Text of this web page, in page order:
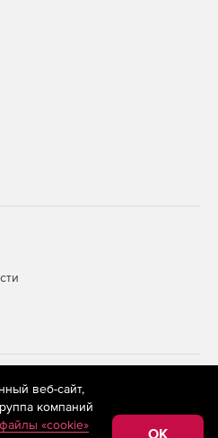
применяются
(информационные технологии
на основе сбора,
относящихся к
веб-сайт,
компаний
«cookie»
OK